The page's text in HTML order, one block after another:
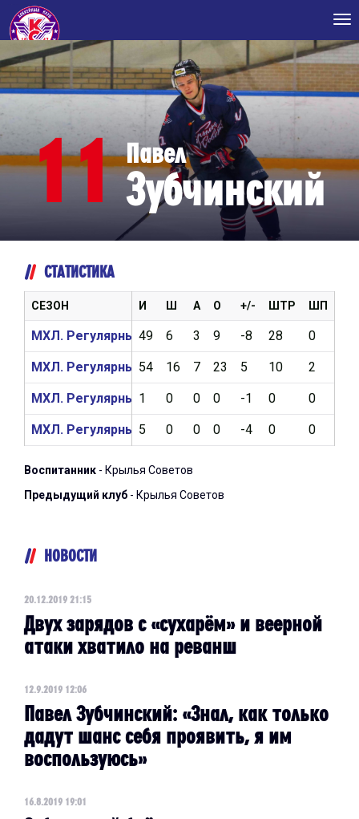
11 Павел
Зубчинский
СТАТИСТИКА
И Ш А О +/- ШТР ШП
49 6 3 9 -8 28 0
54 16 7 23 5 10 2
1 0 0 0 -1 0 0
5 0 0 0 -4 0 0
СЕЗОН
МХЛ. Регулярный чемпионат 2020/2021
МХЛ. Регулярный чемпионат 2019/2020
МХЛ. Регулярный чемпионат 2018/2019
МХЛ. Регулярный чемпионат 2017/2018
Воспитанник - Крылья Советов
Предыдущий клуб - Крылья Советов
НОВОСТИ
20.12.2019 21:15
Двух зарядов с «сухарём» и веерной
атаки хватило на реванш
12.9.2019 12:06
Павел Зубчинский: «Знал, как только
дадут шанс себя проявить, я им
воспользуюсь»
16.8.2019 19:01